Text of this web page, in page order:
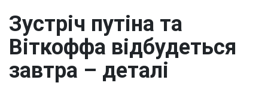
Зустріч путіна та
Віткоффа відбудеться
завтра – деталі